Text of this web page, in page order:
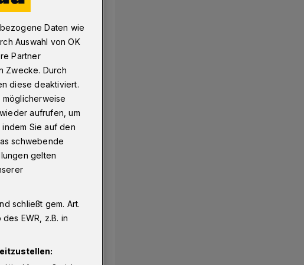
Daten wie
Auswahl von OK
Partner
Zwecke. Durch
diese deaktiviert.
aufrufen, um
Sie auf den
schwebende
gelten
schließt gem. Art.
EWR, z.B. in